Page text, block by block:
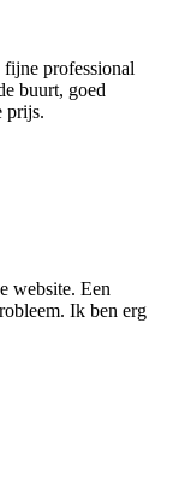
professional
buurt, goed
prijs.
website. Een
Ik ben erg